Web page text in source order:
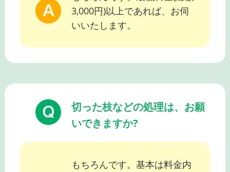
3,000円)以上であれば、お伺
いいたします。
切った枝などの処理は、お願
いできますか?
もちろんです。基本は料金内